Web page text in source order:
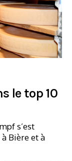
le top 10
s’est
Bière et à